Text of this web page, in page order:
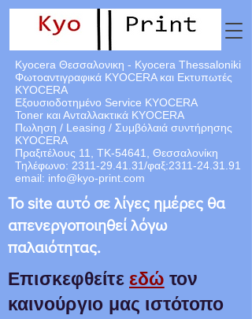
Kyocera Θεσσαλονικη - Kyocera Thessaloniki
Φωτοαντιγραφικά KYOCERA και Εκτυπωτές
KYOCERA
Εξουσιοδοτημένο Service KYOCERA
Toner και Ανταλλακτικά KYOCERA
Πωληση / Leasing / Συμβόλαιά συντήρησης
KYOCERA
Πραξιτέλους 11, ΤΚ-54641, Θεσσαλονίκη
Τηλέφωνο: 2311-29.41.31/φαξ:2311-24.31.91
email: info@kyo-print.com
Το site αυτό σε λίγες ημέρες θα
απενεργοποιηθεί λόγω
παλαιότητας.
Επισκεφθείτε εδώ τον
καινούργιο μας ιστότοπο